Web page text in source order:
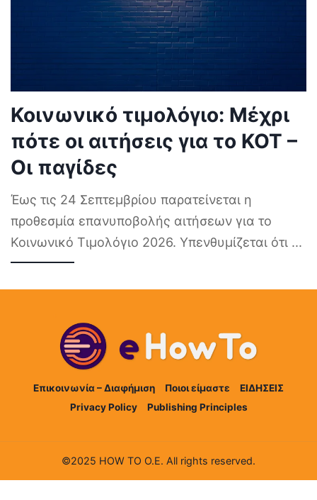
Κοινωνικό τιμολόγιο: Μέχρι
πότε οι αιτήσεις για το ΚΟΤ –
Οι παγίδες
Έως τις 24 Σεπτεμβρίου παρατείνεται η
προθεσμία επανυποβολής αιτήσεων για το
Κοινωνικό Τιμολόγιο 2026. Υπενθυμίζεται ότι ...
Επικοινωνία – Διαφήμιση Ποιοι είμαστε
ΕΙΔΗΣΕΙΣ
Privacy Policy
Publishing Principles
©2025 HOW TO Ο.Ε. All rights reserved.